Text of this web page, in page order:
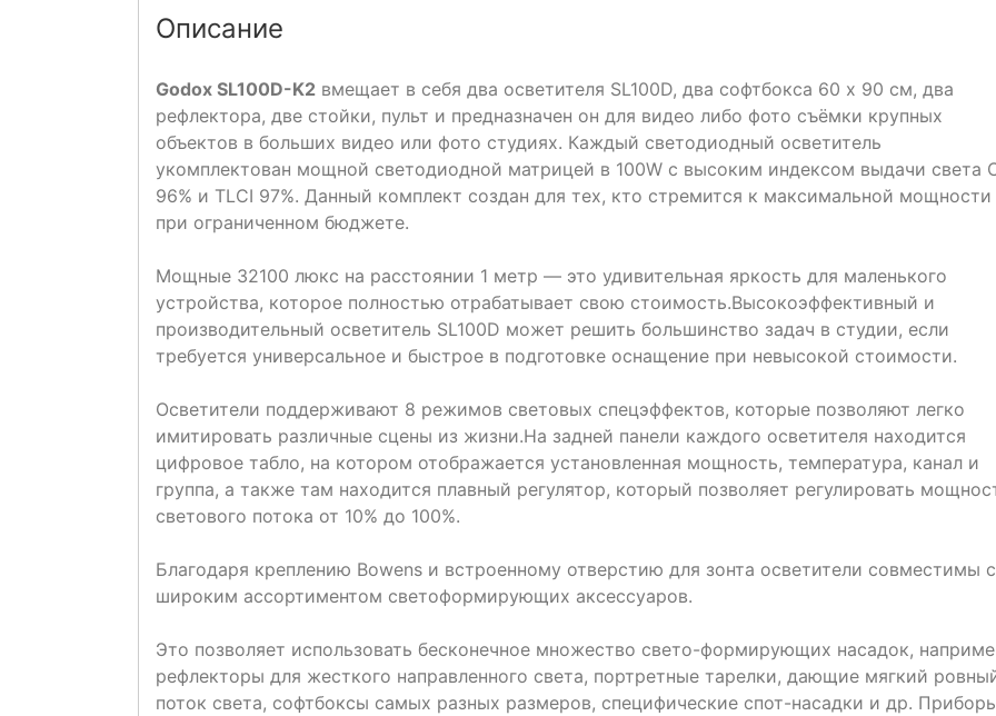
Описание
Godox SL100D-K2 вмещает в себя два осветителя SL100D, два софтбокса 60 х 90 см, два
рефлектора, две стойки, пульт и предназначен он для видео либо фото съёмки крупных
объектов в больших видео или фото студиях. Каждый светодиодный осветитель
укомплектован мощной светодиодной матрицей в 100W с высоким индексом выдачи света
96% и TLCI 97%. Данный комплект создан для тех, кто стремится к максимальной мощности
при ограниченном бюджете.
Мощные 32100 люкс на расстоянии 1 метр — это удивительная яркость для маленького
устройства, которое полностью отрабатывает свою стоимость.Высокоэффективный и
производительный осветитель SL100D может решить большинство задач в студии, если
требуется универсальное и быстрое в подготовке оснащение при невысокой стоимости.
Осветители поддерживают 8 режимов световых спецэффектов, которые позволяют легко
имитировать различные сцены из жизни.На задней панели каждого осветителя находится
цифровое табло, на котором отображается установленная мощность, температура, канал и
группа, а также там находится плавный регулятор, который позволяет регулировать
светового потока от 10% до 100%.
Благодаря креплению Bowens и встроенному отверстию для зонта осветители совместимы с
широким ассортиментом светоформирующих аксессуаров.
Это позволяет использовать бесконечное множество свето-формирующих насадок,
рефлекторы для жесткого направленного света, портретные тарелки, дающие мягкий
поток света, софтбоксы самых разных размеров, специфические спот-насадки и др.